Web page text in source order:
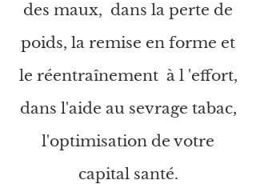
des maux, dans la perte de
poids, la remise en forme et
le réentraînementà l 'effort,
dans l'aide au sevrage tabac,
l'optimisation de votre
capital santé.